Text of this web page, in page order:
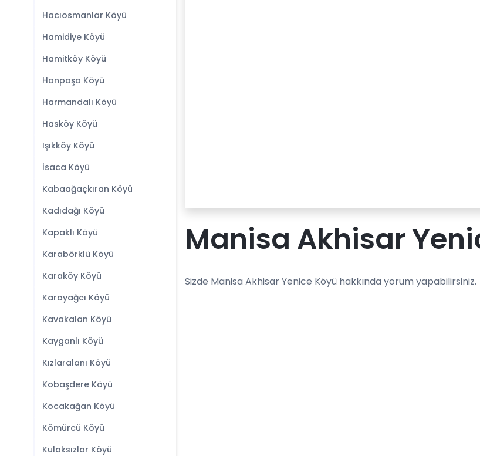
Hacıosmanlar Köyü
Hamidiye Köyü
Hamitköy Köyü
Hanpaşa Köyü
Harmandalı Köyü
Hasköy Köyü
Işıkköy Köyü
İsaca Köyü
Kabaağaçkıran Köyü
Kadıdağı Köyü
Kapaklı Köyü
Karabörklü Köyü
Karaköy Köyü
Karayağcı Köyü
Kavakalan Köyü
Kayganlı Köyü
Kızlaralanı Köyü
Kobaşdere Köyü
Kocakağan Köyü
Kömürcü Köyü
Kulaksızlar Köyü
Manisa Akhisar
Sizde Manisa Akhisar Yenice Köyü hakkında yorum yapabilirsiniz.